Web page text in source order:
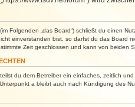
Folgenden „das Board“) schließt du einen
einverstanden bist, so darfst du das Board
Zeit geschlossen und kann von beiden
du dem Betreiber ein einfaches, zeitlich
a bleibt auch nach Kündigung des